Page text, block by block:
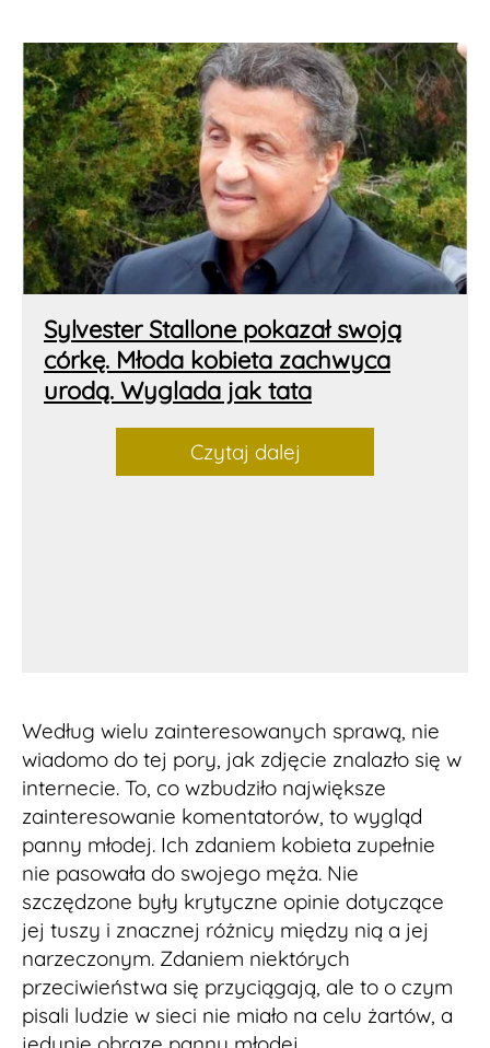
Sylvester Stallone pokazał swoją
córkę. Młoda kobieta zachwyca
urodą. Wyglada jak tata
Czytaj dalej
Według wielu zainteresowanych sprawą, nie
wiadomo do tej pory, jak zdjęcie znalazło się w
internecie. To, co wzbudziło największe
zainteresowanie komentatorów, to wygląd
panny młodej. Ich zdaniem kobieta zupełnie
nie pasowała do swojego męża. Nie
szczędzone były krytyczne opinie dotyczące
jej tuszy i znacznej różnicy między nią a jej
narzeczonym. Zdaniem niektórych
przeciwieństwa się przyciągają, ale to o czym
pisali ludzie w sieci nie miało na celu żartów, a